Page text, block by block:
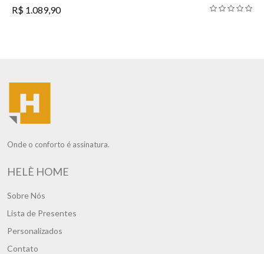
R$ 1.089,90
Onde o conforto é assinatura.
HELÈ HOME
Sobre Nós
Lista de Presentes
Personalizados
Contato